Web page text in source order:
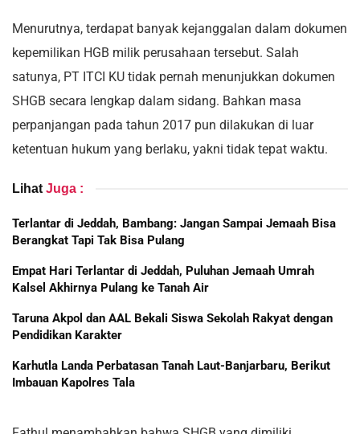
Menurutnya, terdapat banyak kejanggalan dalam dokumen
kepemilikan HGB milik perusahaan tersebut. Salah
satunya, PT ITCI KU tidak pernah menunjukkan dokumen
SHGB secara lengkap dalam sidang. Bahkan masa
perpanjangan pada tahun 2017 pun dilakukan di luar
ketentuan hukum yang berlaku, yakni tidak tepat waktu.
Lihat Juga :
Terlantar di Jeddah, Bambang: Jangan Sampai Jemaah Bisa
Berangkat Tapi Tak Bisa Pulang
Empat Hari Terlantar di Jeddah, Puluhan Jemaah Umrah
Kalsel Akhirnya Pulang ke Tanah Air
Taruna Akpol dan AAL Bekali Siswa Sekolah Rakyat dengan
Pendidikan Karakter
Karhutla Landa Perbatasan Tanah Laut-Banjarbaru, Berikut
Imbauan Kapolres Tala